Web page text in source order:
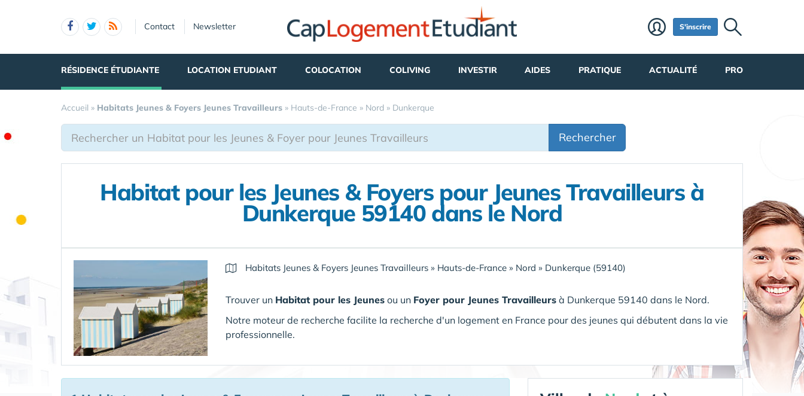
Contact Newsletter S'inscrire
RÉSIDENCE ÉTUDIANTE LOCATION ETUDIANT COLOCATION COLIVING INVESTIR AIDES PRATIQUE ACTUALITÉ PRO
Accueil » Habitats Jeunes & Foyers Jeunes Travailleurs » Hauts-de-France » Nord » Dunkerque
Rechercher
Habitat pour les Jeunes & Foyers pour Jeunes Travailleurs à
Dunkerque 59140 dans le Nord
Habitats Jeunes & Foyers Jeunes Travailleurs » Hauts-de-France » Nord » Dunkerque (59140)
Trouver un Habitat pour les Jeunes ou un Foyer pour Jeunes Travailleurs à Dunkerque 59140 dans le Nord.
Notre moteur de recherche facilite la recherche d'un logement en France pour des jeunes qui débutent dans la vie
professionnelle.